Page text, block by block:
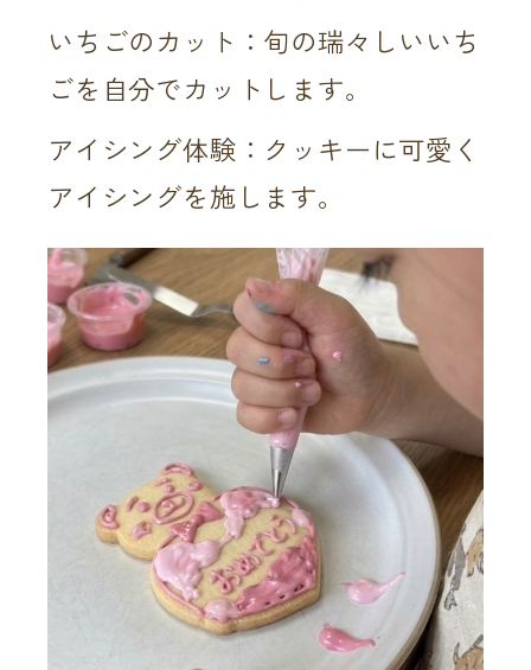
いちごのカット：旬の瑞々しいいち
ごを自分でカットします。
アイシング体験：クッキーに可愛く
アイシングを施します。